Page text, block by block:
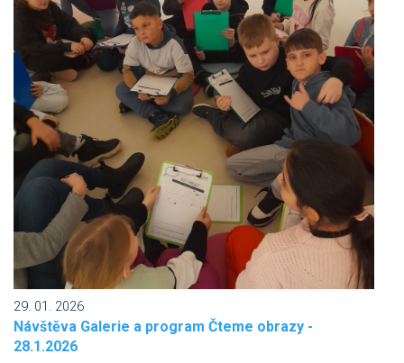
29. 01. 2026
Návštěva Galerie a program Čteme obrazy -
28.1.2026